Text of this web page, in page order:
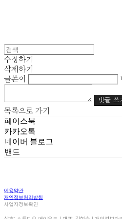
수정하기
삭제하기
글쓴이
댓글 쓰
목록으로 가기
페이스북
카카오톡
네이버 블로그
밴드
이용약관
개인정보처리방침
사업자정보확인